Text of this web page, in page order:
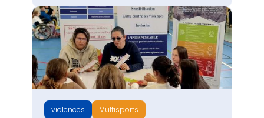
violences Multisports